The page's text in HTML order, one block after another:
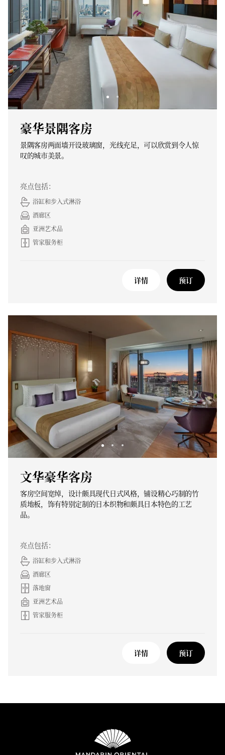
豪华景隅客房
景隅客房两面墙开设玻璃窗，光线充足，可以欣赏到令人惊
叹的城市美景。
亮点包括：
浴缸和步入式淋浴
酒廊区
亚洲艺术品
管家服务柜
详情 预订
文华豪华客房
客房空间宽绰，设计颇具现代日式风格，铺设精心巧制的竹
质地板，饰有特别定制的日本织物和颇具日本特色的工艺
品。
亮点包括：
浴缸和步入式淋浴
酒廊区
落地窗
亚洲艺术品
管家服务柜
详情 预订